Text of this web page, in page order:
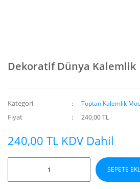
Dekoratif Dünya Kalemlik
Kategori Toptan Kalemlik
Fiyat 240,00 TL
240,00 TL KDV Dahil
SEPETE